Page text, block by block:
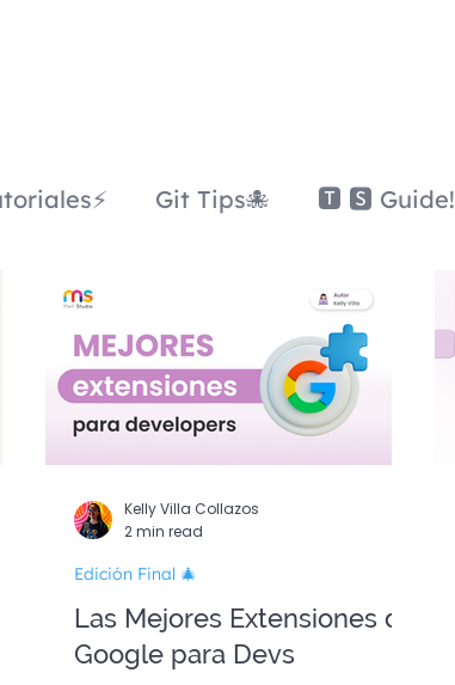
Git Tips🐙 🆃 🆂 Guide!
🎄
Las Mejores Extensiones de
Google para Devs
Edición Final 🎄
Kelly Villa Collazos
2 min read